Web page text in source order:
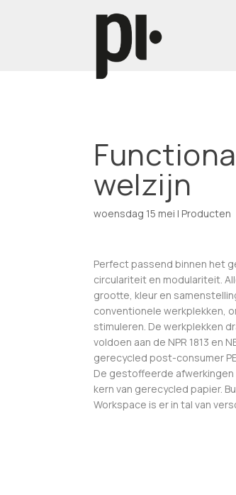
welzijn
woensdag 15 mei | Producten
Perfect passend binnen het
circulariteit en modulariteit.
grootte, kleur en
conventionele werkplekken,
stimuleren. De werkplekken
voldoen aan de NPR 1813 en
gerecycled post-consumer
De gestoffeerde
kern van gerecycled papier.
Workspace is er in tal van